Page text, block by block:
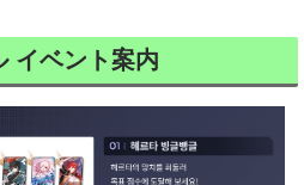
イベント案内